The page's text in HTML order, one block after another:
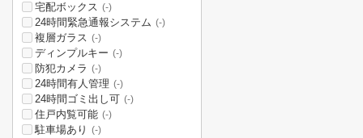
宅配ボックス (-)
24時間緊急通報システム (-)
複層ガラス (-)
ディンプルキー (-)
防犯カメラ (-)
24時間有人管理 (-)
24時間ゴミ出し可 (-)
住戸内覧可能 (-)
駐車場あり (-)